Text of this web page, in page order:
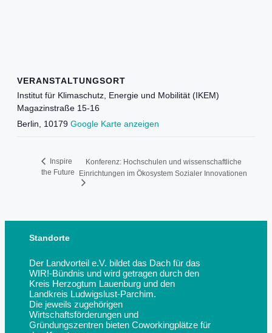
VERANSTALTUNGSORT
Institut für Klimaschutz, Energie und Mobilität (IKEM)
Magazinstraße 15-16
Berlin, 10179 Google Karte anzeigen
Inspire
the Future
Konferenz: Hochschulen und wissenschaftliche
Einrichtungen im Ökosystem Sozialer Innovationen
Standorte
Der Landvorteil e.V. bildet das Dach für das
WIR!-Bündnis und wird getragen durch den
Kreis Herzogtum Lauenburg und den
Landkreis Ludwigslust-Parchim.
Die jeweils zugehörigen
Wirtschaftsförderungen und
Gründungszentren bieten Coworkingplätze für